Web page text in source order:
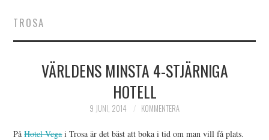
HIMLAGRÖNT
HIMLAMYSIGT
VI MÖTER
TROSA
VÄRLDENS MINSTA 4-STJÄRNIGA
HOTELL
9 JUNI, 2014 KOMMENTERA
PåHotel Vegai Trosa är det bäst att boka i tid om man vill få plats.